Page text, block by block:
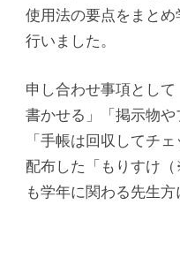
使用法の要点をまと
行いました。
申し合わせ事項とし
書かせる」「掲示物や
「手帳は回収してチ
配布した「もりすけ
も学年に関わる先生方